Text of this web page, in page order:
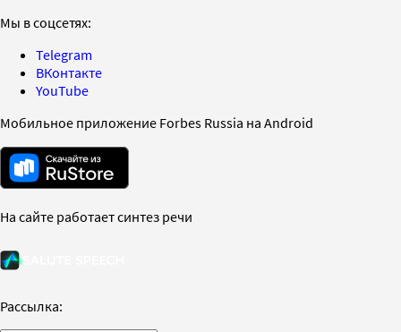
Мы в соцсетях:
Telegram
ВКонтакте
YouTube
Мобильное приложение Forbes Russia на Android
На сайте работает синтез речи
Рассылка: